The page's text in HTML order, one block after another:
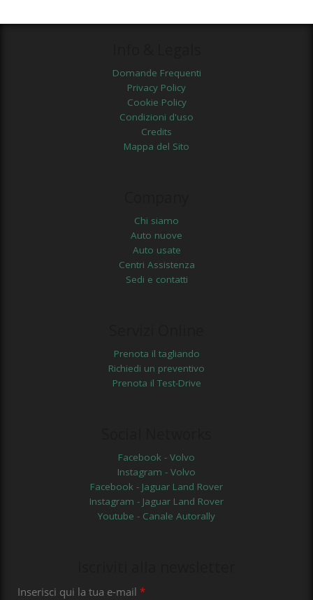
Domande Frequenti
Privacy Policy
Cookie Policy
Condizioni d'uso
Credits
Mappa del Sito
Chi siamo
Auto nuove
Auto usate
Centri Assistenza
Sedi e contatti
Prenota il tagliando
Richiedi un preventivo
Prenota il Test-Drive
Facebook - Volvo
Instagram - Volvo
Facebook - Jaguar Land Rover
Instagram - Jaguar Land Rover
Youtube - Canale Autorally